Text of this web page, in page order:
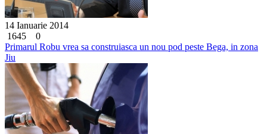
14 Ianuarie 2014
1645
0
Primarul Robu vrea sa construiasca un nou pod peste Bega, in zona
Jiu